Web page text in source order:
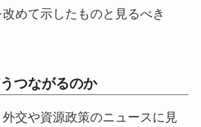
めて示したものと見るべき
つながるのか
交や資源政策のニュースに見